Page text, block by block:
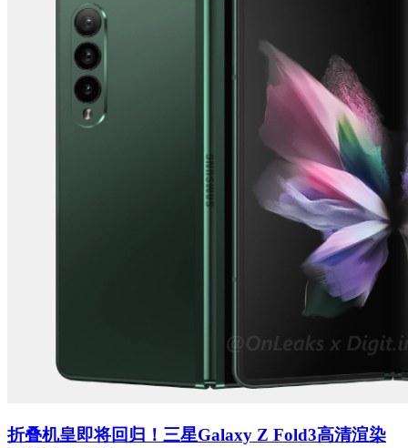
折叠机皇即将回归！三星Galaxy Z Fold3高清渲染